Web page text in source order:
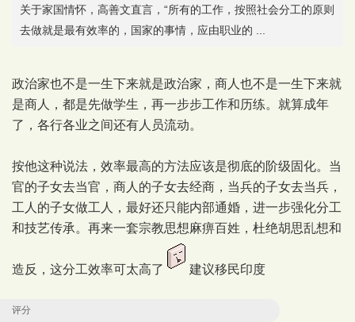
关于家国情怀，高善文直言，“所有的工作，按照社会分工的原则
去做就是最有效率的，国家的事情，应由职业的 ...
政治家也不是一生下来就是政治家，商人也不是一生下来就
是商人，都是先做学生，再一步步工作和历练。就算成年
了，各行各业之间还有人员流动。
按他这种说法，效率最高的方法应该是彻底的阶级固化。当
官的子女去当官，商人的子女去经商，当兵的子女去当兵，
工人的子女做工人，最好还只能内部通婚，进一步强化分工
和技艺传承。再来一套宗教思想麻痹百姓，杜绝胡思乱想和
造反，这分工效率可太高了 建议移民印度
评分